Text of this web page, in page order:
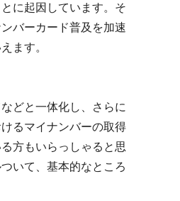
に起因しています。そ
バーカード普及を加速
ます。
どと一体化し、さらに
るマイナンバーの取得
方もいらっしゃると思
いて、基本的なところ